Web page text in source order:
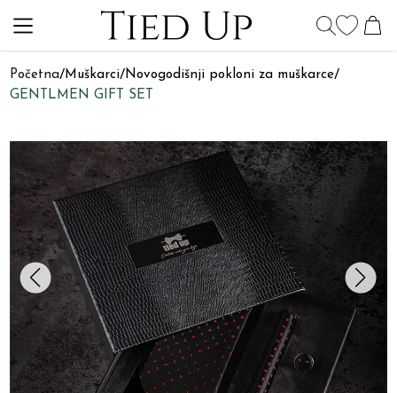
Početna/Muškarci/Novogodišnji pokloni za muškarce/
GENTLMEN GIFT SET